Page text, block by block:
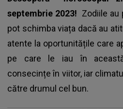
septembrie 2023! Zodiile au
pot schimba viața dacă au
atente la oportunitățile care
pe care le iau în
consecințe în viitor, iar
către drumul cel bun.